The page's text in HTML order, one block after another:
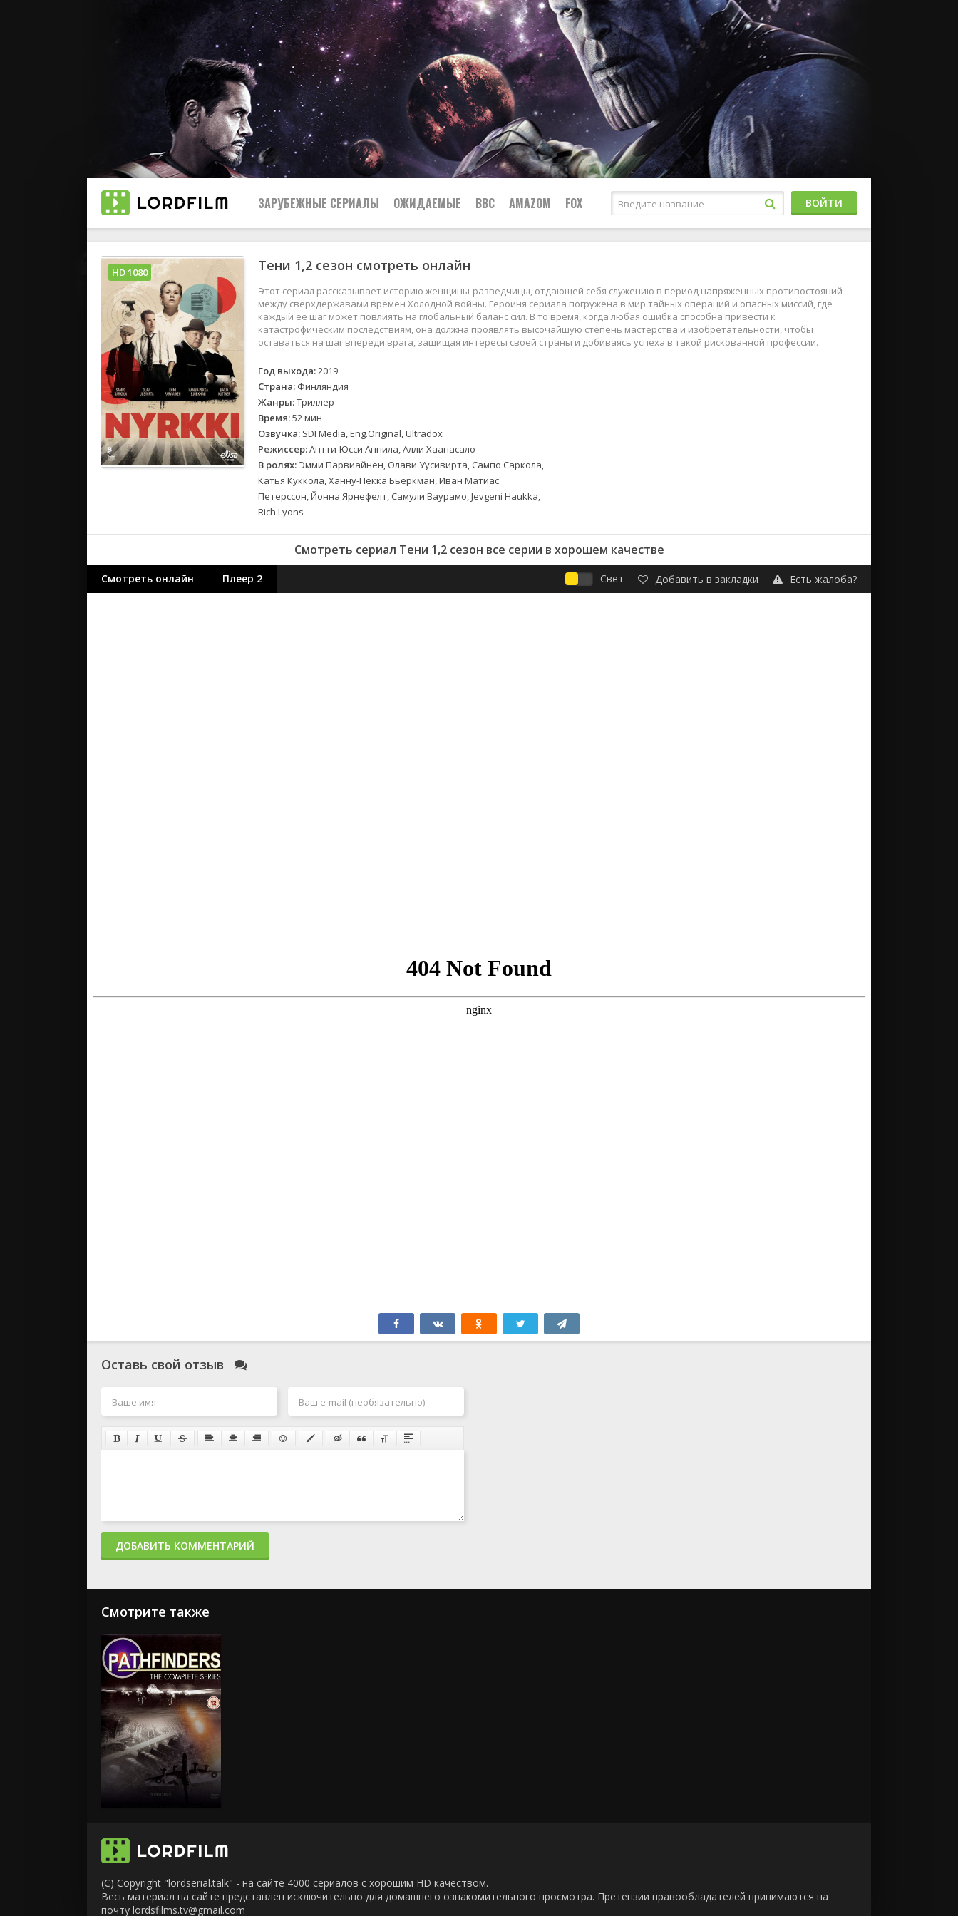
ЗАРУБЕЖНЫЕ СЕРИАЛЫ
Все
2019
2018
2017
Великобритания
Германия
Корея Южная
Канада
Индия
Франция
Боевики
Приключения
Детективы
Триллеры
Фантастика
Документальные
Военные
Семейные
Спортивные
ОЖИДАЕМЫЕ BBC AMAZOM FOX ВОЙТИ
Тени 1,2 сезон смотреть онлайн
Этот сериал рассказывает историю женщины-разведчицы, отдающей себя служению в период напряженных противостояний
между сверхдержавами времен Холодной войны. Героиня сериала погружена в мир тайных операций и опасных миссий, где
каждый ее шаг может повлиять на глобальный баланс сил. В то время, когда любая ошибка способна привести к
катастрофическим последствиям, она должна проявлять высочайшую степень мастерства и изобретательности, чтобы
оставаться на шаг впереди врага, защищая интересы своей страны и добиваясь успеха в такой рискованной профессии.
Год выхода:2019
Страна: Финляндия
Жанры:Триллер
Время:52 мин
Озвучка: SDI Media, Eng.Original, Ultradox
Режиссер:Антти-Юсси Аннила, Алли Хаапасало
В ролях: Эмми Парвиайнен, Олави Уусивирта, Сампо Саркола,
Катья Куккола, Ханну-Пекка Бьёркман, Иван Матиас
Петерссон, Йонна Ярнефелт, Самули Ваурамо, Jevgeni Haukka,
Rich Lyons
HD 1080
Смотреть сериал Тени 1,2 сезон все серии в хорошем качестве
Смотреть онлайн Плеер 2 Свет Добавить в закладки Есть жалоба?
Оставь свой отзыв
ДОБАВИТЬ КОММЕНТАРИЙ
Смотрите также
(C) Copyright "lordserial.talk" - на сайте 4000 сериалов с хорошим HD качеством.
Весь материал на сайте представлен исключительно для домашнего ознакомительного просмотра. Претензии правообладателей принимаются на
почту lordsfilms.tv@gmail.com